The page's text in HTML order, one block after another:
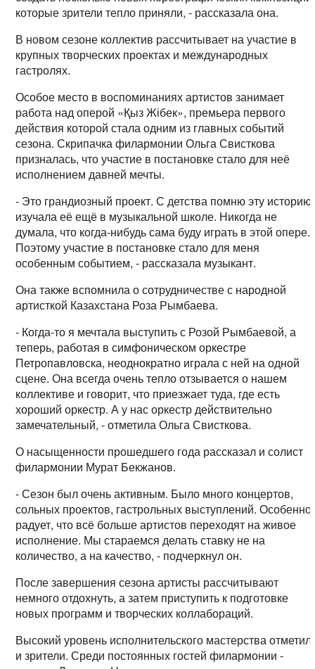
которые зрители тепло приняли, - рассказала она.
В новом сезоне коллектив рассчитывает на участие в
крупных творческих проектах и международных
гастролях.
Особое место в воспоминаниях артистов занимает
работа над оперой «Қыз Жібек», премьера первого
действия которой стала одним из главных событий
сезона. Скрипачка филармонии Ольга Свисткова
призналась, что участие в постановке стало для неё
исполнением давней мечты.
- Это грандиозный проект. С детства помню эту историю,
изучала её ещё в музыкальной школе. Никогда не
думала, что когда-нибудь сама буду играть в этой опере.
Поэтому участие в постановке стало для меня
особенным событием, - рассказала музыкант.
Она также вспомнила о сотрудничестве с народной
артисткой Казахстана Роза Рымбаева.
- Когда-то я мечтала выступить с Розой Рымбаевой, а
теперь, работая в симфоническом оркестре
Петропавловска, неоднократно играла с ней на одной
сцене. Она всегда очень тепло отзывается о нашем
коллективе и говорит, что приезжает туда, где есть
хороший оркестр. А у нас оркестр действительно
замечательный, - отметила Ольга Свисткова.
О насыщенности прошедшего года рассказал и солист
филармонии Мурат Бекжанов.
- Сезон был очень активным. Было много концертов,
сольных проектов, гастрольных выступлений. Особенно
радует, что всё больше артистов переходят на живое
исполнение. Мы стараемся делать ставку не на
количество, а на качество, - подчеркнул он.
После завершения сезона артисты рассчитывают
немного отдохнуть, а затем приступить к подготовке
новых программ и творческих коллабораций.
Высокий уровень исполнительского мастерства
и зрители. Среди постоянных гостей филармонии -